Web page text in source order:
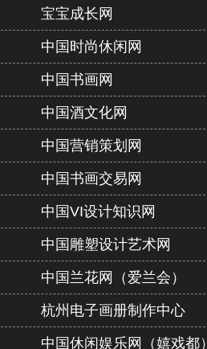
宝宝成长网
中国时尚休闲网
中国书画网
中国酒文化网
中国营销策划网
中国书画交易网
中国VI设计知识网
中国雕塑设计艺术网
中国兰花网（爱兰会）
杭州电子画册制作中心
中国休闲娱乐网（嬉戏都）